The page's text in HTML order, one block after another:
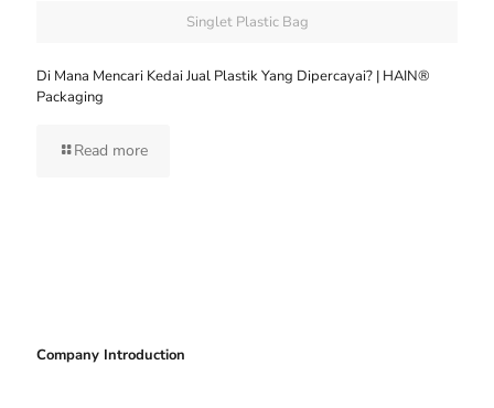
Singlet Plastic Bag
Di Mana Mencari Kedai Jual Plastik Yang Dipercayai? | HAIN®
Packaging
Read more
Company Introduction